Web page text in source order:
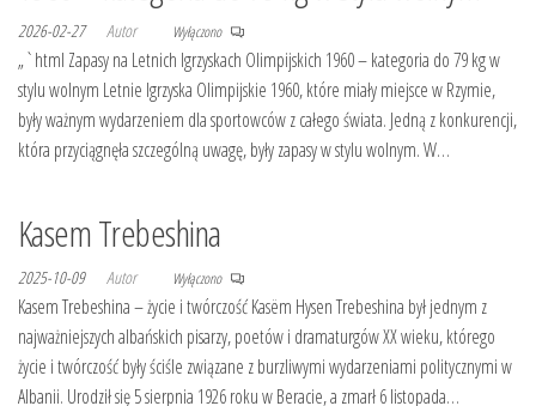
2026-02-27 Autor Wyłączono
„`html Zapasy na Letnich Igrzyskach Olimpijskich 1960 – kategoria do 79 kg w
stylu wolnym Letnie Igrzyska Olimpijskie 1960, które miały miejsce w Rzymie,
były ważnym wydarzeniem dla sportowców z całego świata. Jedną z konkurencji,
która przyciągnęła szczególną uwagę, były zapasy w stylu wolnym. W…
Kasem Trebeshina
2025-10-09 Autor Wyłączono
Kasem Trebeshina – życie i twórczość Kasëm Hysen Trebeshina był jednym z
najważniejszych albańskich pisarzy, poetów i dramaturgów XX wieku, którego
życie i twórczość były ściśle związane z burzliwymi wydarzeniami politycznymi w
Albanii. Urodził się 5 sierpnia 1926 roku w Beracie, a zmarł 6 listopada…